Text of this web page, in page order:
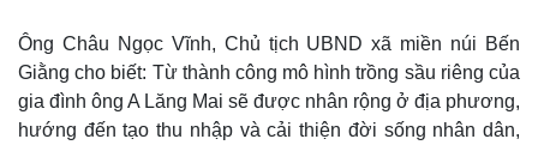
Ông Châu Ngọc Vĩnh, Chủ tịch UBND xã miền núi Bến
Giằng cho biết: Từ thành công mô hình trồng sầu riêng của
gia đình ông A Lăng Mai sẽ được nhân rộng ở địa phương,
hướng đến tạo thu nhập và cải thiện đời sống nhân dân,